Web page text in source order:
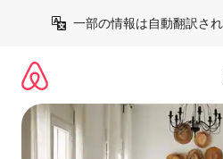
一部の情報は自動翻訳され